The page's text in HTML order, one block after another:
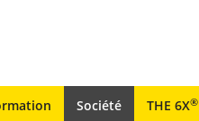
Société THE 6X®